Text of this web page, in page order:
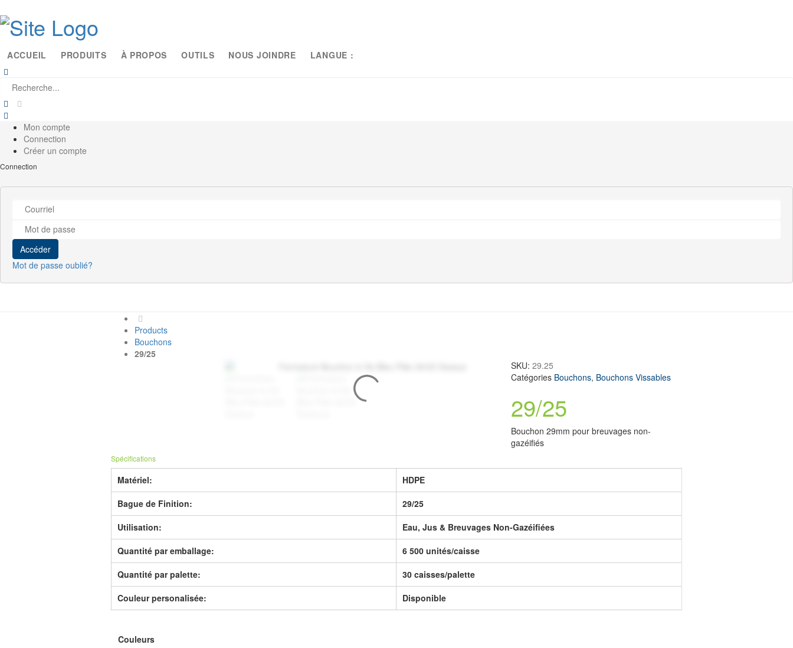
ACCUEIL PRODUITS À PROPOS OUTILS NOUS JOINDRE LANGUE :
Mon compte
Connection
Créer un compte
Connection
Accéder
Mot de passe oublié?
Products
Bouchons
29/25
SKU: 29.25
Catégories Bouchons, Bouchons Vissables
29/25
Bouchon 29mm pour breuvages non-
gazéifiés
Spécifications
Matériel:
HDPE
Bague de Finition:
29/25
Utilisation:
Eau, Jus & Breuvages Non-Gazéifiées
Quantité par emballage:
6 500 unités/caisse
Quantité par palette:
30 caisses/palette
Couleur personalisée:
Disponible
Couleurs